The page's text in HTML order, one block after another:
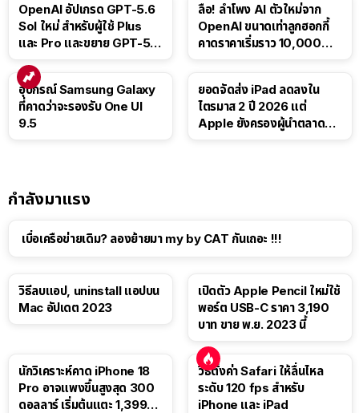
OpenAI อัปเกรด GPT-5.6
Sol ใหม่ สำหรับผู้ใช้ Plus
และ Pro และขยาย GPT-5.6
ลือ! ลำโพง AI ตัวใหม่จาก
OpenAI ขนาดเท่าลูกฮอกกี้
คาดราคาเริ่มราว 10,000
อุปกรณ์ Samsung Galaxy
ที่คาดว่าจะรองรับ One UI
9.5
ยอดจัดส่ง iPad ลดลงใน
ไตรมาส 2 ปี 2026 แต่
Apple ยังครองผู้นำตลาด
กำลังมาแรง
เบื่อเครือข่ายเดิม? ลองย้ายมา my by CAT กันเถอะ !!!
วิธีลบแอป, uninstall แอปบน
Mac อัปเดต 2023
เปิดตัว Apple Pencil ใหม่ใช้
พอร์ต USB-C ราคา 3,190
บาท ขาย พ.ย. 2023 นี้
นักวิเคราะห์คาด iPhone 18
Pro อาจแพงขึ้นสูงสุด 300
ดอลลาร์ เริ่มต้นแตะ 1,399
วิธีตั้งค่า Safari ให้ลื่นไหล
ระดับ 120 fps สำหรับ
iPhone และ iPad